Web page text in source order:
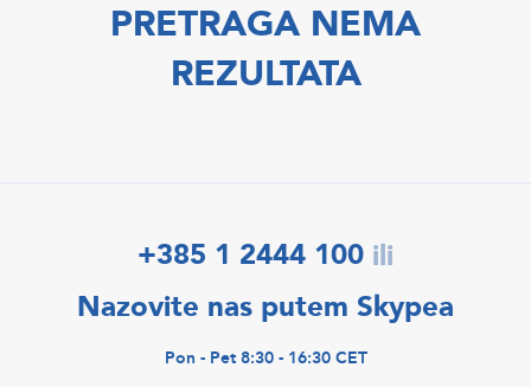
PRETRAGA NEMA
REZULTATA
+385 1 2444 100 ili
Nazovite nas putem Skypea
Pon - Pet 8:30 - 16:30 CET